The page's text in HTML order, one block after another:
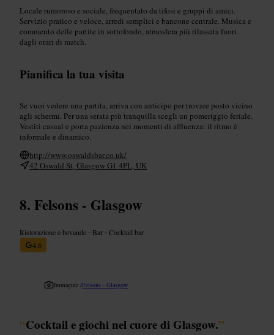
Locale rumoroso e sociale, frequentato da tifosi e gruppi di amici.
Servizio pratico e veloce, arredi semplici e bancone centrale. Musica e
commento delle partite in sottofondo, atmosfera più rilassata fuori
dagli orari di match.
Pianifica la tua visita
Se vuoi vedere una partita, arriva con anticipo per trovare posto vicino
agli schermi. Per una serata più tranquilla scegli un pomeriggio feriale.
Vestiti casual e porta pazienza nei momenti di affluenza: il ritmo è
informale e dinamico.
http://www.oswaldsbar.co.uk/
42 Oswald St, Glasgow G1 4PL, UK
Felsons - Glasgow
Ristorazione e bevande • Bar •Cocktail bar
4,6
Immagine /Felsons - Glasgow
“Cocktail e giochi nel cuore di Glasgow.”